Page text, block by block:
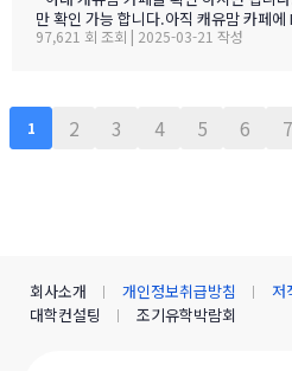
만 확인 가능 합니다.아직 캐유맘 카페
분들은 등업 신청 해주시기 바랍니다.
97,621 회 조회 | 2025-03-21 작성
1 2 3 4 5 6 7
회사소개 개인정보취급방침
저
대학컨설팅
조기유학박람회